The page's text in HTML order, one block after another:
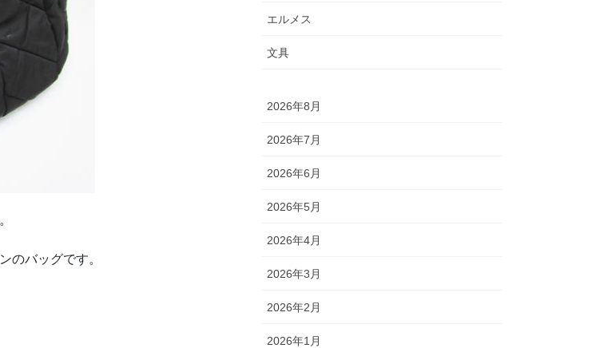
のバッグです。
エルメス
文具
2026年8月
2026年7月
2026年6月
2026年5月
2026年4月
2026年3月
2026年2月
2026年1月